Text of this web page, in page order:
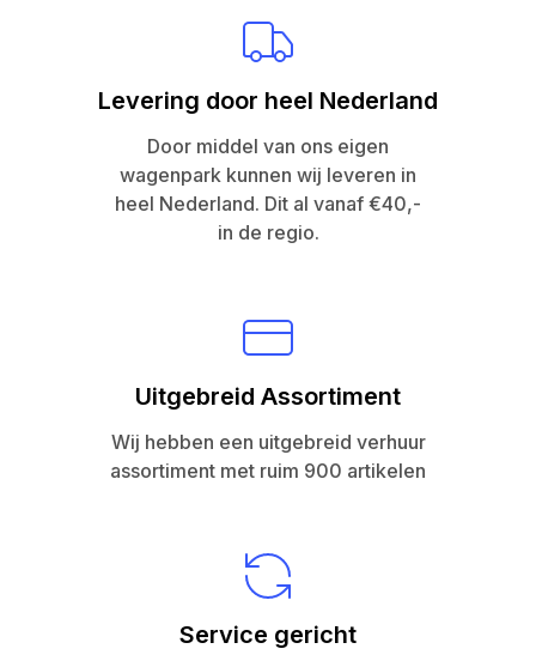
Levering door heel Nederland
Door middel van ons eigen
wagenpark kunnen wij leveren in
heel Nederland. Dit al vanaf €40,-
in de regio.
Uitgebreid Assortiment
Wij hebben een uitgebreid verhuur
assortiment met ruim 900 artikelen
Service gericht